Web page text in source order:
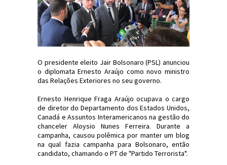
O presidente eleito Jair Bolsonaro (PSL) anunciou
o diplomata Ernesto Araújo como novo ministro
das Relações Exteriores no seu governo.
Ernesto Henrique Fraga Araújo ocupava o cargo
de diretor do Departamento dos Estados Unidos,
Canadá e Assuntos Interamericanos na gestão do
chanceler Aloysio Nunes Ferreira. Durante a
campanha, causou polêmica por manter um blog
na qual fazia campanha para Bolsonaro, então
candidato, chamando o PT de "Partido Terrorista".